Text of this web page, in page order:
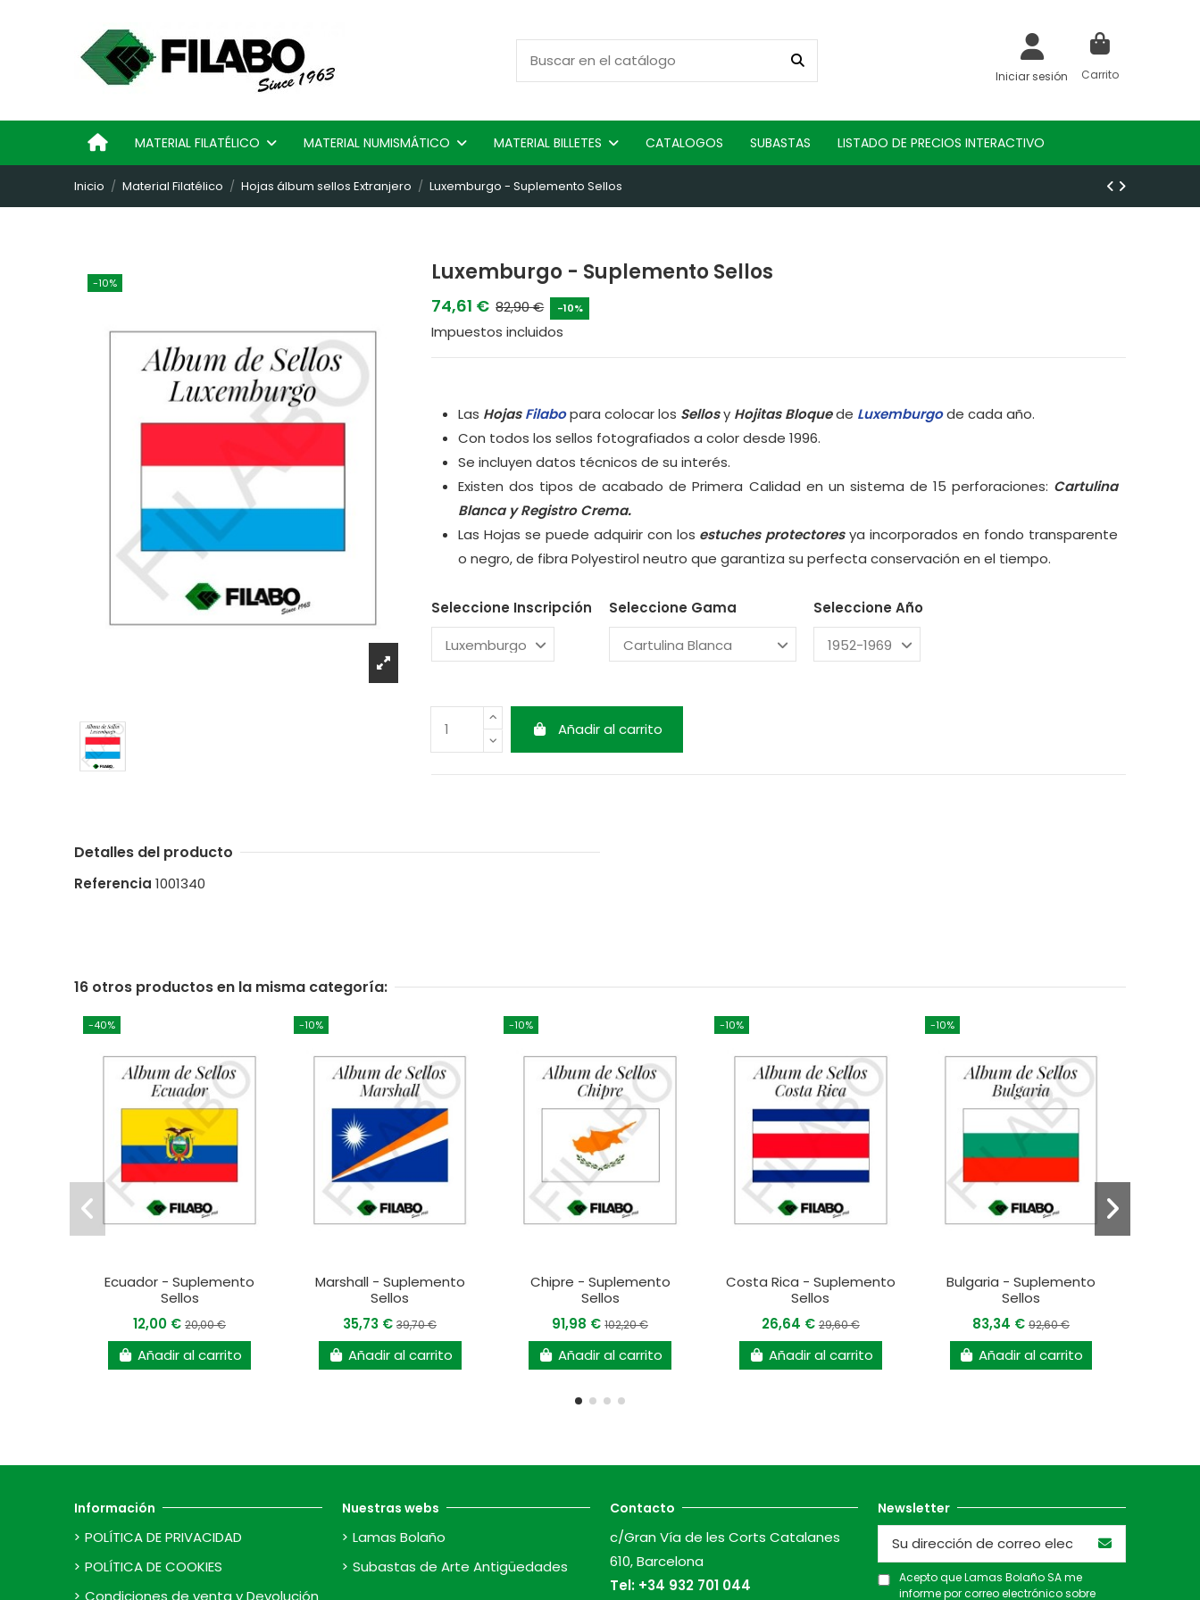
Iniciar sesión Carrito
MATERIAL FILATÉLICO MATERIAL NUMISMÁTICO MATERIAL BILLETES CATALOGOS SUBASTAS LISTADO DE PRECIOS INTERACTIVO
Inicio Material Filatélico Hojas álbum sellos Extranjero Luxemburgo - Suplemento Sellos
-10% Luxemburgo - Suplemento Sellos
74,61 € 82,90 € -10%
Impuestos incluidos
Las HojasFilabopara colocar los Sellosy Hojitas Bloquede Luxemburgode cada año.
Con todos los sellos fotografiados a color desde 1996.
Se incluyen datos técnicos de su interés.
Existen dos tipos de acabado de Primera Calidad en un sistema de 15 perforaciones: Cartulina
Blanca yRegistro Crema.
Las Hojas se puede adquirir con los estuches protectoresya incorporados en fondo transparente
o negro, de fibra Polyestirol neutro que garantiza su perfecta conservación en el tiempo.
Seleccione Inscripción Seleccione Gama Seleccione Año
Añadir al carrito
Detalles del producto
Referencia 1001340
16 otros productos en la misma categoría:
-40%
Ecuador - Suplemento
Sellos
12,00 €20,00 €
Añadir al carrito
-10%
Marshall - Suplemento
Sellos
35,73 €39,70 €
Añadir al carrito
-10%
Chipre - Suplemento
Sellos
91,98 €102,20 €
Añadir al carrito
-10%
Costa Rica - Suplemento
Sellos
26,64 €29,60 €
Añadir al carrito
-10%
Bulgaria - Suplemento
Sellos
83,34 € 92,60 €
Añadir al carrito
Información
POLÍTICA DE PRIVACIDAD
POLÍTICA DE COOKIES
Condiciones de venta y Devolución
Nuestras webs
Lamas Bolaño
Subastas de Arte Antigüedades
Contacto
c/Gran Vía de les Corts Catalanes
610, Barcelona
Tel: +34 932 701 044
Newsletter
Acepto que Lamas Bolaño SA me
informe por correo electrónico sobre